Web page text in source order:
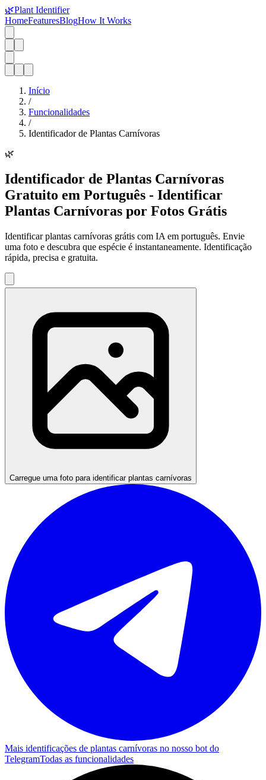
🌿Plant Identifier
HomeFeaturesBlogHow It Works
Início
/
Funcionalidades
/
Identificador de Plantas Carnívoras
🌿
Identificador de Plantas Carnívoras
Gratuito em Português - Identificar
Plantas Carnívoras por Fotos Grátis
Identificar plantas carnívoras grátis com IA em português. Envie
uma foto e descubra que espécie é instantaneamente. Identificação
rápida, precisa e gratuita.
Carregue uma foto para identificar plantas carnívoras
Mais identificações de plantas carnívoras no nosso bot do
TelegramTodas as funcionalidades